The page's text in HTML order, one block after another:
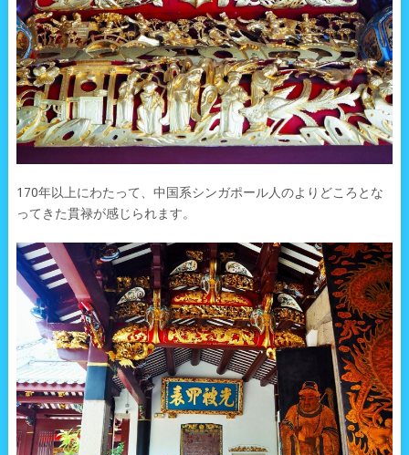
170年以上にわたって、中国系シンガポール人のよりどころとな
ってきた貫禄が感じられます。